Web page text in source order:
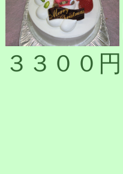
３３００円